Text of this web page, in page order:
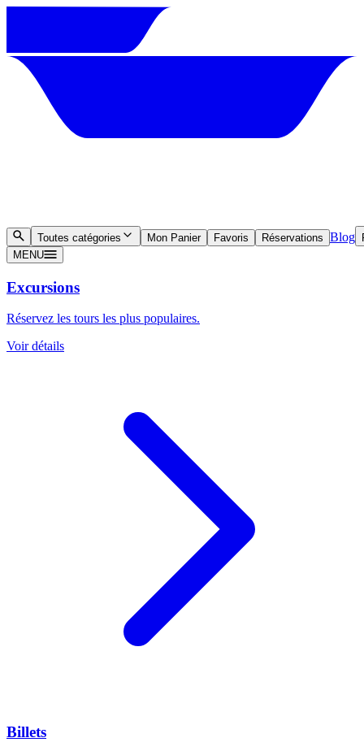
Toutes catégories Mon Panier Favoris Réservations Blog
MENU
Excursions
Réservez les tours les plus populaires.
Voir détails
Billets